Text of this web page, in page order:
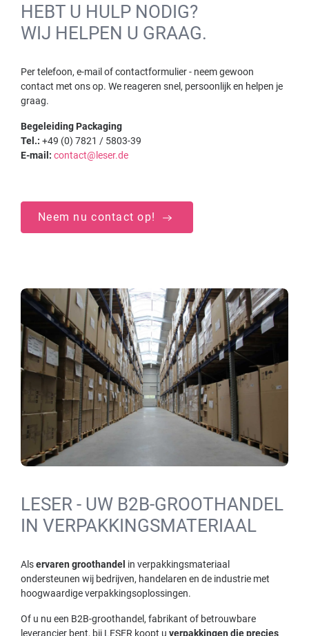
HEBT U HULP NODIG?
WIJ HELPEN U GRAAG.
Per telefoon, e-mail of contactformulier - neem gewoon
contact met ons op. We reageren snel, persoonlijk en helpen je
graag.
Begeleiding Packaging
Tel.: +49 (0) 7821 / 5803-39
E-mail: contact@leser.de
Neem nu contact op!
LESER - UW B2B-GROOTHANDEL
IN VERPAKKINGSMATERIAAL
Alservaren groothandel in verpakkingsmateriaal
ondersteunen wij bedrijven, handelaren en de industrie met
hoogwaardige verpakkingsoplossingen.
Of u nu een B2B-groothandel, fabrikant of betrouwbare
leverancier bent, bij LESER koopt u verpakkingen die precies